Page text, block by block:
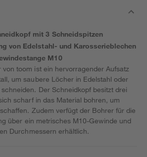
mit 3 Schneidspitzen
von Edelstahl- und Karosserieblechen
M10
toom ist ein hervorragender Aufsatz
um saubere Löcher in Edelstahl oder
Der Schneidkopf besitzt drei
scharf in das Material bohren, um
Zudem verfügt der Bohrer für die
über ein metrisches M10-Gewinde und
Durchmessern erhältlich.